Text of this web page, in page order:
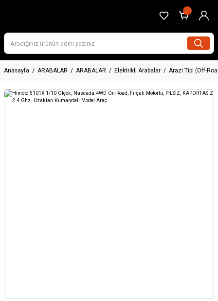
Anasayfa ARABALAR ARABALAR Elektrikli Arabalar Arazi Tipi (Off-